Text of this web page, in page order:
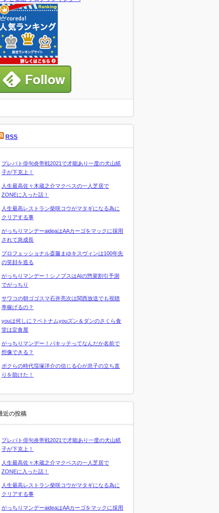
RSS
プレバト俳句炎帝戦2021で才能あり一度の犬山紙
子が下克上！
人生最高佐々木蔵之介マクベスの一人芝居で
ZONEに入った話！
人生最高レストラン柴咲コウがマタギになる為に
クリアする事
がっちりマンデーaideaはAAカーゴをマックに採用
されて急成長
プロフェッショナル斎藤まゆキスヴィンは100年先
の笑顔を造る
がっちりマンデー！シノプスはAIの惣菜割引予測
でがっちり
サワコの朝ゴゴスマ石井亮次は関西放送でも視聴
率稼げるの？
youは何しに？ベトナムyouズン＆ダンのさくら食
堂は定食屋
がっちりマンデー！パキッテってなんだか名前で
想像できる？
ボクらの時代窪塚洋介の信じる心が息子の立ち直
りを助けた！
近の投稿
プレバト俳句炎帝戦2021で才能あり一度の犬山紙
子が下克上！
人生最高佐々木蔵之介マクベスの一人芝居で
ZONEに入った話！
人生最高レストラン柴咲コウがマタギになる為に
クリアする事
がっちりマンデーaideaはAAカーゴをマックに採用